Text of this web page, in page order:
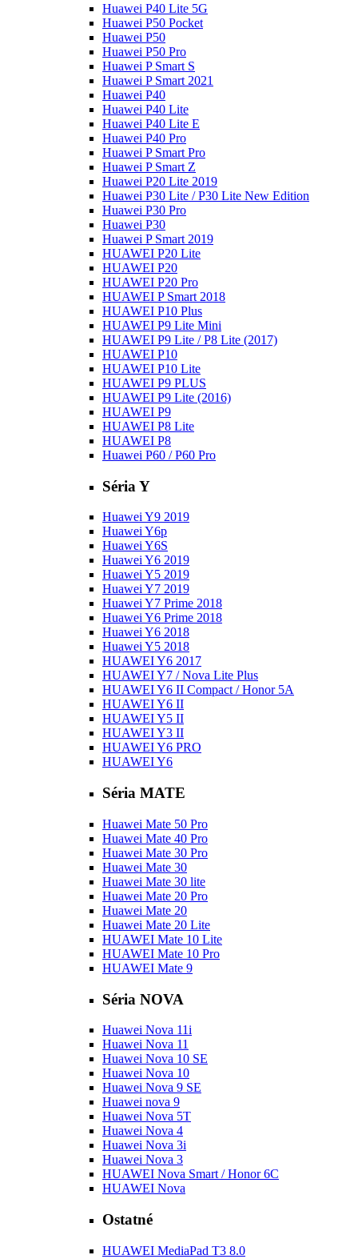
Huawei P40 Lite 5G
Huawei P50 Pocket
Huawei P50
Huawei P50 Pro
Huawei P Smart S
Huawei P Smart 2021
Huawei P40
Huawei P40 Lite
Huawei P40 Lite E
Huawei P40 Pro
Huawei P Smart Pro
Huawei P Smart Z
Huawei P20 Lite 2019
Huawei P30 Lite / P30 Lite New Edition
Huawei P30 Pro
Huawei P30
Huawei P Smart 2019
HUAWEI P20 Lite
HUAWEI P20
HUAWEI P20 Pro
HUAWEI P Smart 2018
HUAWEI P10 Plus
HUAWEI P9 Lite Mini
HUAWEI P9 Lite / P8 Lite (2017)
HUAWEI P10
HUAWEI P10 Lite
HUAWEI P9 PLUS
HUAWEI P9 Lite (2016)
HUAWEI P9
HUAWEI P8 Lite
HUAWEI P8
Huawei P60 / P60 Pro
Séria Y
Huawei Y9 2019
Huawei Y6p
Huawei Y6S
Huawei Y6 2019
Huawei Y5 2019
Huawei Y7 2019
Huawei Y7 Prime 2018
Huawei Y6 Prime 2018
Huawei Y6 2018
Huawei Y5 2018
HUAWEI Y6 2017
HUAWEI Y7 / Nova Lite Plus
HUAWEI Y6 II Compact / Honor 5A
HUAWEI Y6 II
HUAWEI Y5 II
HUAWEI Y3 II
HUAWEI Y6 PRO
HUAWEI Y6
Séria MATE
Huawei Mate 50 Pro
Huawei Mate 40 Pro
Huawei Mate 30 Pro
Huawei Mate 30
Huawei Mate 30 lite
Huawei Mate 20 Pro
Huawei Mate 20
Huawei Mate 20 Lite
HUAWEI Mate 10 Lite
HUAWEI Mate 10 Pro
HUAWEI Mate 9
Séria NOVA
Huawei Nova 11i
Huawei Nova 11
Huawei Nova 10 SE
Huawei Nova 10
Huawei Nova 9 SE
Huawei nova 9
Huawei Nova 5T
Huawei Nova 4
Huawei Nova 3i
Huawei Nova 3
HUAWEI Nova Smart / Honor 6C
HUAWEI Nova
Ostatné
HUAWEI MediaPad T3 8.0